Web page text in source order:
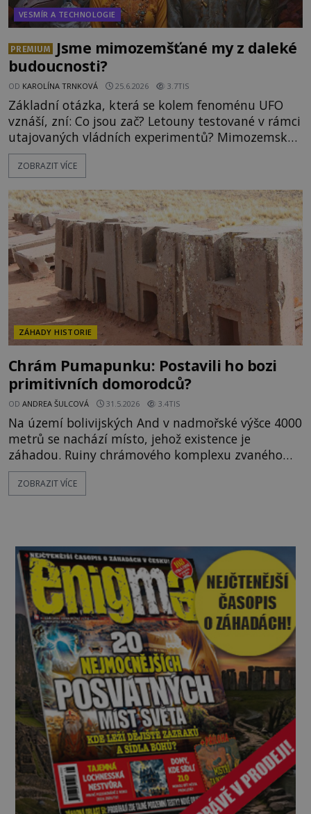
VESMÍR A TECHNOLOGIE
PREMIUM
Jsme mimozemšťané my z daleké
budoucnosti?
OD KAROLÍNA TRNKOVÁ 25.6.2026 3.7TIS
Základní otázka, která se kolem fenoménu UFO
vznáší, zní: Co jsou zač? Letouny testované v rámci
utajovaných vládních experimentů? Mimozemské
vesmírné lodě plnící na Zemi nám neznámý úkol?
Skokani mezi dimenzemi, putující po mostech
možnostech již desítky let vzrušeně diskutují
vědci, ufologo
ZOBRAZIT VÍCE
ZÁHADY HISTORIE
Chrám Pumapunku: Postavili ho bozi
primitivních domorodců?
OD ANDREA ŠULCOVÁ 31.5.2026 3.4TIS
Na území bolivijských And v nadmořské výšce 4000
metrů se nachází místo, jehož existence je
záhadou. Ruiny chrámového komplexu zvaného
Pumapunku jsou tvořeny kamennými bloky tak
inženýrsky přesných tvarů, jako by byly
ZOBRAZIT VÍCE